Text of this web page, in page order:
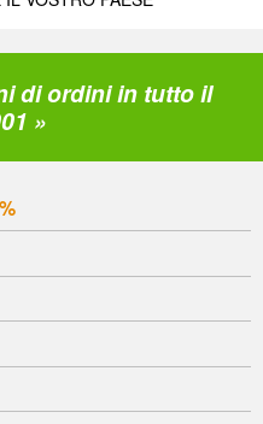
di ordini in tutto il
»